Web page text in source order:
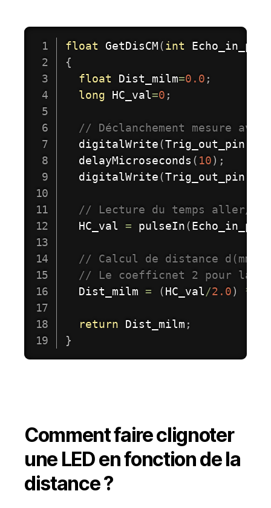
float GetDisCM(int
{
float
Dist_milm=0.0 ;
long HC_val=0 ;
// Déclanchement mesure
digitalWrite(Trig_out_pin
delayMicroseconds ( 10) ;
digitalWrite(Trig_out_pin
// Lecture du temps aller/
  HC_val
= pulseIn(Echo_in_pin
// Calcul de distance
// Le coefficnet 2 pour la
  Dist_milm
= (HC_val/2.0) *
return Dist_milm ;
}
Comment faire clignoter
une LED en fonction de la
distance ?